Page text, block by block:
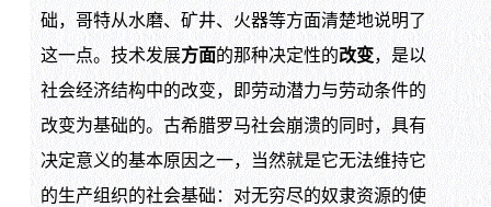
础，哥特从水磨、矿井、火器等方面清楚地说明了
这一点。技术发展方面的那种决定性的改变，是以
社会经济结构中的改变，即劳动潜力与劳动条件的
改变为基础的。古希腊罗马社会崩溃的同时，具有
决定意义的基本原因之一，当然就是它无法维持它
的生产组织的社会基础：对无穷尽的奴隶资源的使